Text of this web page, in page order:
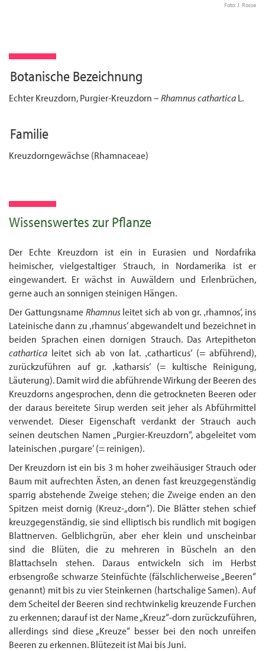
Foto: J. Rosse
Botanische Bezeichnung
Echter Kreuzdorn, Purgier-Kreuzdorn –Rhamnus catharticaL.
Familie
Kreuzdorngewächse (Rhamnaceae)
Wissenswertes zur Pflanze
Der Echte Kreuzdorn ist ein in Eurasien und Nordafrika
heimischer, vielgestaltiger Strauch, in Nordamerika ist er
eingewandert. Er wächst in Auwäldern und Erlenbrüchen,
gerne auch an sonnigen steinigen Hängen.
Der GattungsnameRhamnusleitet sich ab von gr. ‚rhamnos‘, ins
Lateinische dann zu ‚rhamnus‘ abgewandelt und bezeichnet in
beiden Sprachen einen dornigen Strauch. Das Artepitheton
cathartica leitet sich ab von lat. ‚catharticus‘ (= abführend),
zurückzuführen auf gr. ‚katharsis‘ (= kultische Reinigung,
Läuterung). Damit wird die abführende Wirkung der Beeren des
Kreuzdorns angesprochen, denn die getrockneten Beeren oder
der daraus bereitete Sirup werden seit jeher als Abführmittel
verwendet. Dieser Eigenschaft verdankt der Strauch auch
seinen deutschen Namen „Purgier-Kreuzdorn“, abgeleitet vom
lateinischen ‚purgare‘ (= reinigen).
Der Kreuzdorn ist ein bis 3 m hoher zweihäusiger Strauch oder
Baum mit aufrechten Ästen, an denen fast kreuzgegenständig
sparrig abstehende Zweige stehen; die Zweige enden an den
Spitzen meist dornig (Kreuz-„dorn“). Die Blätter stehen schief
kreuz­gegenständig, sie sind elliptisch bis rundlich mit bogigen
Blattnerven. Gelblichgrün, aber eher klein und unscheinbar
sind die Blüten, die zu mehreren in Büscheln an den
Blattachseln stehen. Daraus entwickeln sich im Herbst
erbsengroße schwarze Steinfüchte (fälschlicherweise „Beeren“
genannt) mit bis zu vier Steinkernen (hartschalige Samen). Auf
dem Scheitel der Beeren sind rechtwinkelig kreuzende Furchen
zu erkennen; darauf ist der Name „Kreuz“-dorn zurückzuführen,
allerdings sind diese „Kreuze“ besser bei den noch unreifen
Beeren zu erkennen. Blütezeit ist Mai bis Juni.